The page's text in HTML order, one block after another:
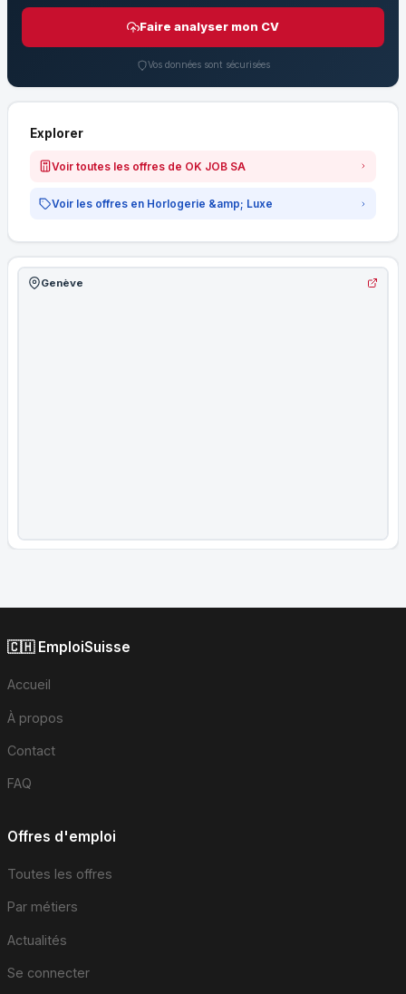
Faire analyser mon CV
Vos données sont sécurisées
Explorer
Voir toutes les offres de OK JOB SA
Voir les offres en Horlogerie &amp; Luxe
Genève
🇨🇭 EmploiSuisse
Accueil
À propos
Contact
FAQ
Offres d'emploi
Toutes les offres
Par métiers
Actualités
Se connecter